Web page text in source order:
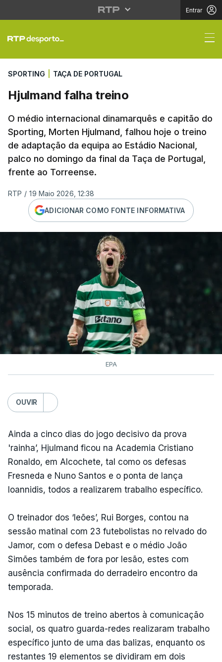
Entrar
Hjulmand falha treino
SPORTING TAÇA DE PORTUGAL
Hjulmand falha treino
O médio internacional dinamarquês e capitão do
Sporting, Morten Hjulmand, falhou hoje o treino
de adaptação da equipa ao Estádio Nacional,
palco no domingo da final da Taça de Portugal,
frente ao Torreense.
RTP / 19 Maio 2026, 12:38
ADICIONAR COMO FONTE INFORMATIVA
EPA
OUVIR
Ainda a cinco dias do jogo decisivo da prova
'rainha’, Hjulmand ficou na Academia Cristiano
Ronaldo, em Alcochete, tal como os defesas
Fresneda e Nuno Santos e o ponta de lança
Ioannidis, todos a realizarem trabalho específico.
O treinador dos ‘leões’, Rui Borges, contou na
sessão matinal com 23 futebolistas no relvado do
Jamor, com o defesa Debast e o médio João
Simões também de fora por lesão, estes com
ausência confirmada do derradeiro encontro da
temporada.
Nos 15 minutos de treino abertos à comunicação
social, os quatro guarda-redes realizaram trabalho
específico junto de uma das balizas, enquanto os
restantes 19 elementos se dividiram em dois